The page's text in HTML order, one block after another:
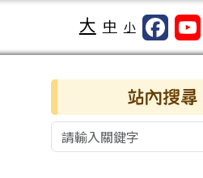
大 中 小
右邊區域內容
站內搜尋